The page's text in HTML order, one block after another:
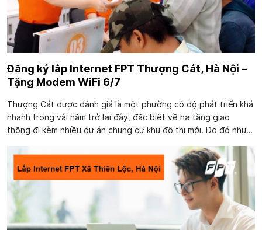
Đăng ký lắp Internet FPT Thượng Cát, Hà Nội –
Tặng Modem WiFi 6/7
Thượng Cát được đánh giá là một phường có độ phát triển khá
nhanh trong vài năm trở lại đây, đặc biệt về hạ tầng giao
thông đi kèm nhiều dự án chung cư khu đô thị mới. Do đó nhu
hộ gia...